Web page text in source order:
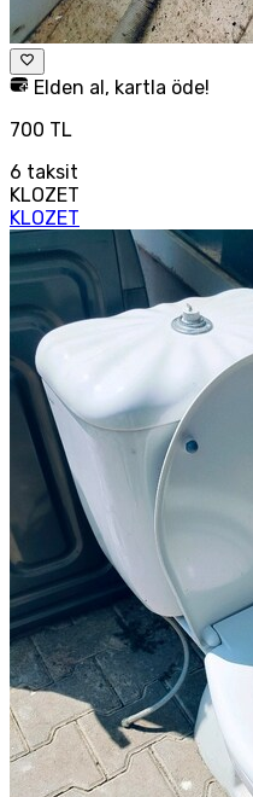
Elden al, kartla öde!
700 TL
6 taksit
KLOZET
KLOZET